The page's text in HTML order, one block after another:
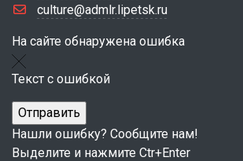
culture@admlr.lipetsk.ru
На сайте обнаружена ошибка
Текст с ошибкой
Нашли ошибку? Сообщите нам!
Выделите и нажмите Ctr+Enter